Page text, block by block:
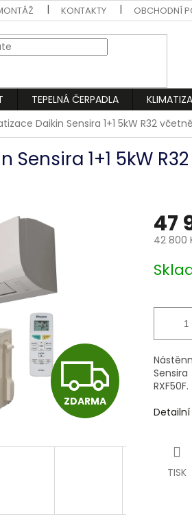
KONTAKTY OBCHODNÍ
TEPELNÁ ČERPADLA
Daikin Sensira 1+1 5kW R32
Sensira 1+1 5kW
Z
D
ZDARMA
47
42 800
cena:
RXF50F.
TISK